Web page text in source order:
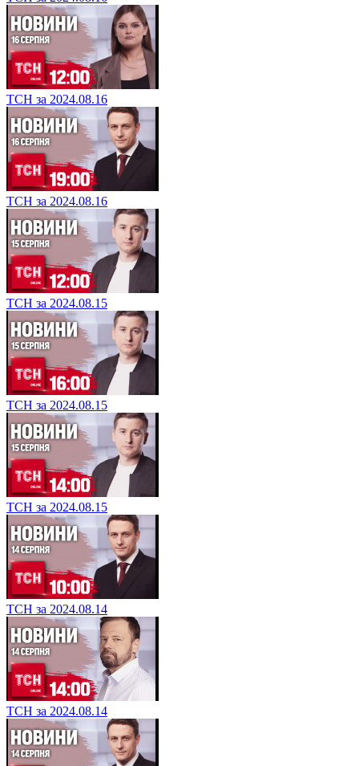
ТСН за 2024.08.16
ТСН за 2024.08.16
ТСН за 2024.08.15
ТСН за 2024.08.15
ТСН за 2024.08.15
ТСН за 2024.08.14
ТСН за 2024.08.14